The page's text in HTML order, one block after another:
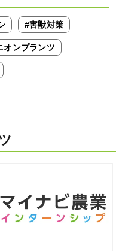
#害獣対策
オンプランツ